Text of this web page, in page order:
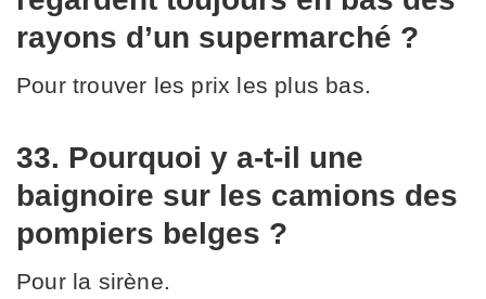
rayons d’un supermarché ?
Pour trouver les prix les plus bas.
33. Pourquoi y a-t-il une
baignoire sur les camions des
pompiers belges ?
Pour la sirène.